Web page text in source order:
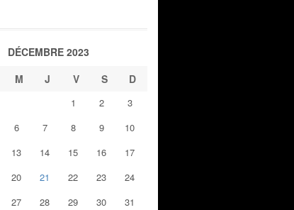
DÉCEMBRE 2023
M J V S D
1 2
3
6 7 8 9
10
13 14 15 16
17
20 21 22 23
24
27 28 29 30
31